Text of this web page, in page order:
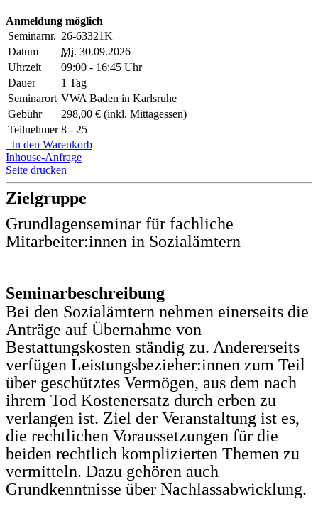
Anmeldung möglich
Seminarnr. 26-63321K
Datum
Mi. 30.09.2026
Uhrzeit
09:00 - 16:45 Uhr
Dauer
1 Tag
Seminarort VWA Baden in Karlsruhe
Gebühr
298,00 € (inkl. Mittagessen)
Teilnehmer 8 - 25
In den Warenkorb
Inhouse-Anfrage
Seite drucken
Zielgruppe
Grundlagenseminar für fachliche
Mitarbeiter:innen in Sozialämtern
Seminarbeschreibung
Bei den Sozialämtern nehmen einerseits die
Anträge auf Übernahme von
Bestattungskosten ständig zu. Andererseits
verfügen Leistungsbezieher:innen zum Teil
über geschütztes Vermögen, aus dem nach
ihrem Tod Kostenersatz durch erben zu
verlangen ist. Ziel der Veranstaltung ist es,
die rechtlichen Voraussetzungen für die
beiden rechtlich komplizierten Themen zu
vermitteln. Dazu gehören auch
Grundkenntnisse über Nachlassabwicklung.